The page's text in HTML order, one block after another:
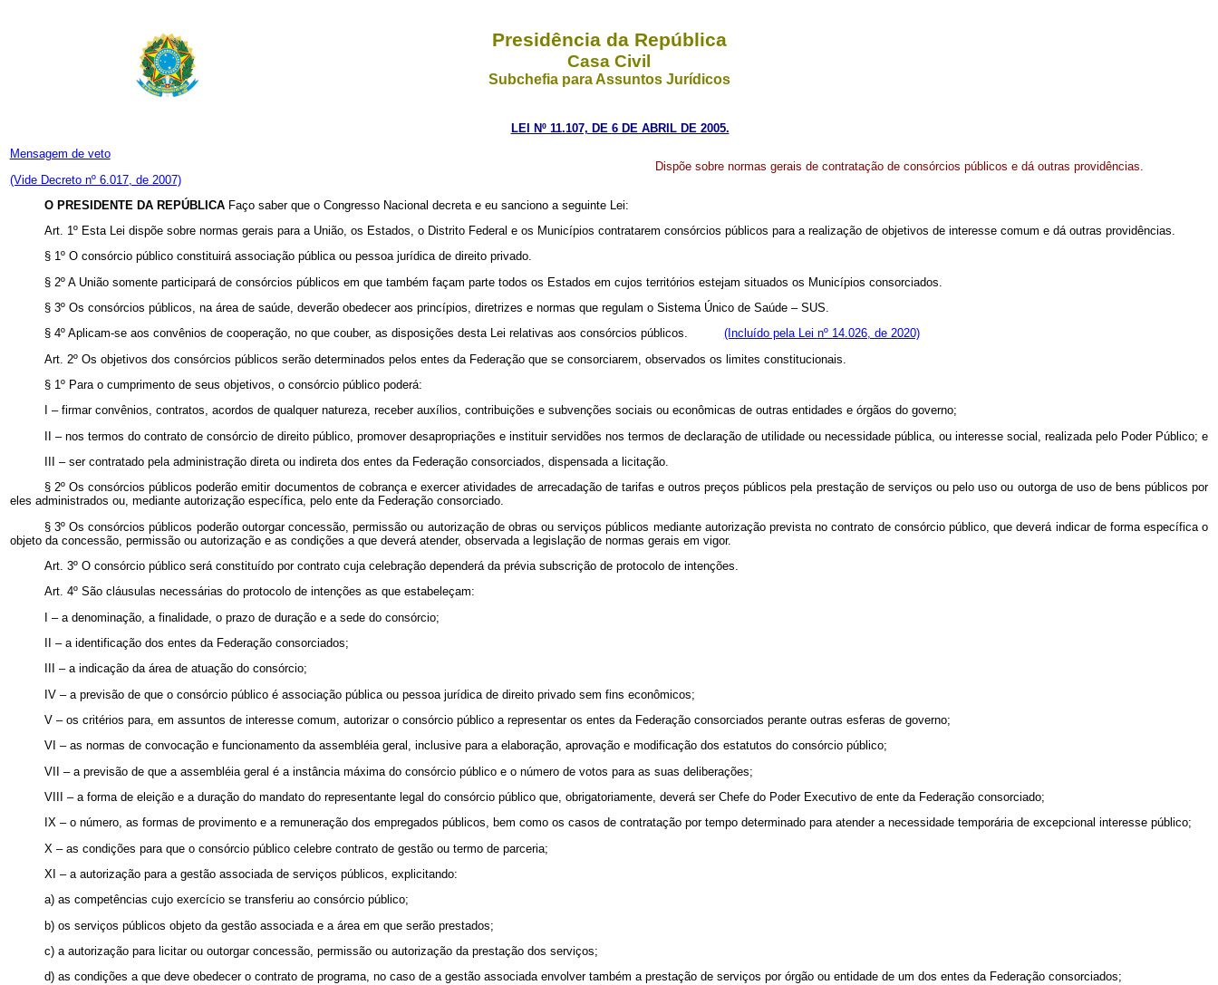
Presidência da República
Casa Civil
Subchefia para Assuntos Jurídicos
LEI Nº 11.107, DE 6 DE ABRIL DE 2005.
Mensagem de veto
(Vide Decreto nº 6.017, de 2007)
Dispõe sobre normas gerais de contratação de consórcios públicos e dá outras providências.
O PRESIDENTE DA REPÚBLICA Faço saber que o Congresso Nacional decreta e eu sanciono a seguinte Lei:
Art. 1º Esta Lei dispõe sobre normas gerais para a União, os Estados, o Distrito Federal e os Municípios contratarem consórcios públicos para a realização de objetivos de interesse comum e dá outras providências.
§ 1º O consórcio público constituirá associação pública ou pessoa jurídica de direito privado.
§ 2º A União somente participará de consórcios públicos em que também façam parte todos os Estados em cujos territórios estejam situados os Municípios consorciados.
§ 3º Os consórcios públicos, na área de saúde, deverão obedecer aos princípios, diretrizes e normas que regulam o Sistema Único de Saúde – SUS.
§ 4º Aplicam-se aos convênios de cooperação, no que couber, as disposições desta Lei relativas aos consórcios públicos. (Incluído pela Lei nº 14.026, de 2020)
Art. 2º Os objetivos dos consórcios públicos serão determinados pelos entes da Federação que se consorciarem, observados os limites constitucionais.
§ 1º Para o cumprimento de seus objetivos, o consórcio público poderá:
I – firmar convênios, contratos, acordos de qualquer natureza, receber auxílios, contribuições e subvenções sociais ou econômicas de outras entidades e órgãos do governo;
II – nos termos do contrato de consórcio de direito público, promover desapropriações e instituir servidões nos termos de declaração de utilidade ou necessidade pública, ou interesse social, realizada pelo Poder Público; e
III – ser contratado pela administração direta ou indireta dos entes da Federação consorciados, dispensada a licitação.
§ 2º Os consórcios públicos poderão emitir documentos de cobrança e exercer atividades de arrecadação de tarifas e outros preços públicos pela prestação de serviços ou pelo uso ou outorga de uso de bens públicos por
eles administrados ou, mediante autorização específica, pelo ente da Federação consorciado.
§ 3º Os consórcios públicos poderão outorgar concessão, permissão ou autorização de obras ou serviços públicos mediante autorização prevista no contrato de consórcio público, que deverá indicar de forma específica o
objeto da concessão, permissão ou autorização e as condições a que deverá atender, observada a legislação de normas gerais em vigor.
Art. 3º O consórcio público será constituído por contrato cuja celebração dependerá da prévia subscrição de protocolo de intenções.
Art. 4º São cláusulas necessárias do protocolo de intenções as que estabeleçam:
I – a denominação, a finalidade, o prazo de duração e a sede do consórcio;
II – a identificação dos entes da Federação consorciados;
III – a indicação da área de atuação do consórcio;
IV – a previsão de que o consórcio público é associação pública ou pessoa jurídica de direito privado sem fins econômicos;
V – os critérios para, em assuntos de interesse comum, autorizar o consórcio público a representar os entes da Federação consorciados perante outras esferas de governo;
VI – as normas de convocação e funcionamento da assembléia geral, inclusive para a elaboração, aprovação e modificação dos estatutos do consórcio público;
VII – a previsão de que a assembléia geral é a instância máxima do consórcio público e o número de votos para as suas deliberações;
VIII – a forma de eleição e a duração do mandato do representante legal do consórcio público que, obrigatoriamente, deverá ser Chefe do Poder Executivo de ente da Federação consorciado;
IX – o número, as formas de provimento e a remuneração dos empregados públicos, bem como os casos de contratação por tempo determinado para atender a necessidade temporária de excepcional interesse público;
X – as condições para que o consórcio público celebre contrato de gestão ou termo de parceria;
XI – a autorização para a gestão associada de serviços públicos, explicitando:
a) as competências cujo exercício se transferiu ao consórcio público;
b) os serviços públicos objeto da gestão associada e a área em que serão prestados;
c) a autorização para licitar ou outorgar concessão, permissão ou autorização da prestação dos serviços;
d) as condições a que deve obedecer o contrato de programa, no caso de a gestão associada envolver também a prestação de serviços por órgão ou entidade de um dos entes da Federação consorciados;